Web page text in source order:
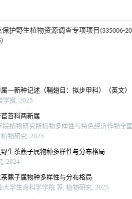
护野生植物资源调查专项项目(335006-